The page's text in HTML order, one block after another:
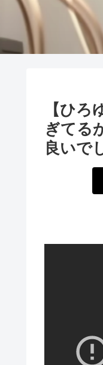
【ひ
ぎてる
良いで